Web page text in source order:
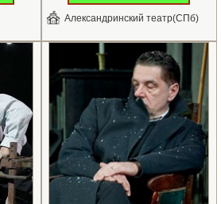
Александринский театр(СПб)